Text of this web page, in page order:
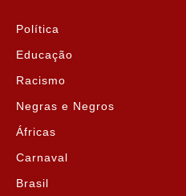
Política
Educação
Racismo
Negras e Negros
Áfricas
Carnaval
Brasil